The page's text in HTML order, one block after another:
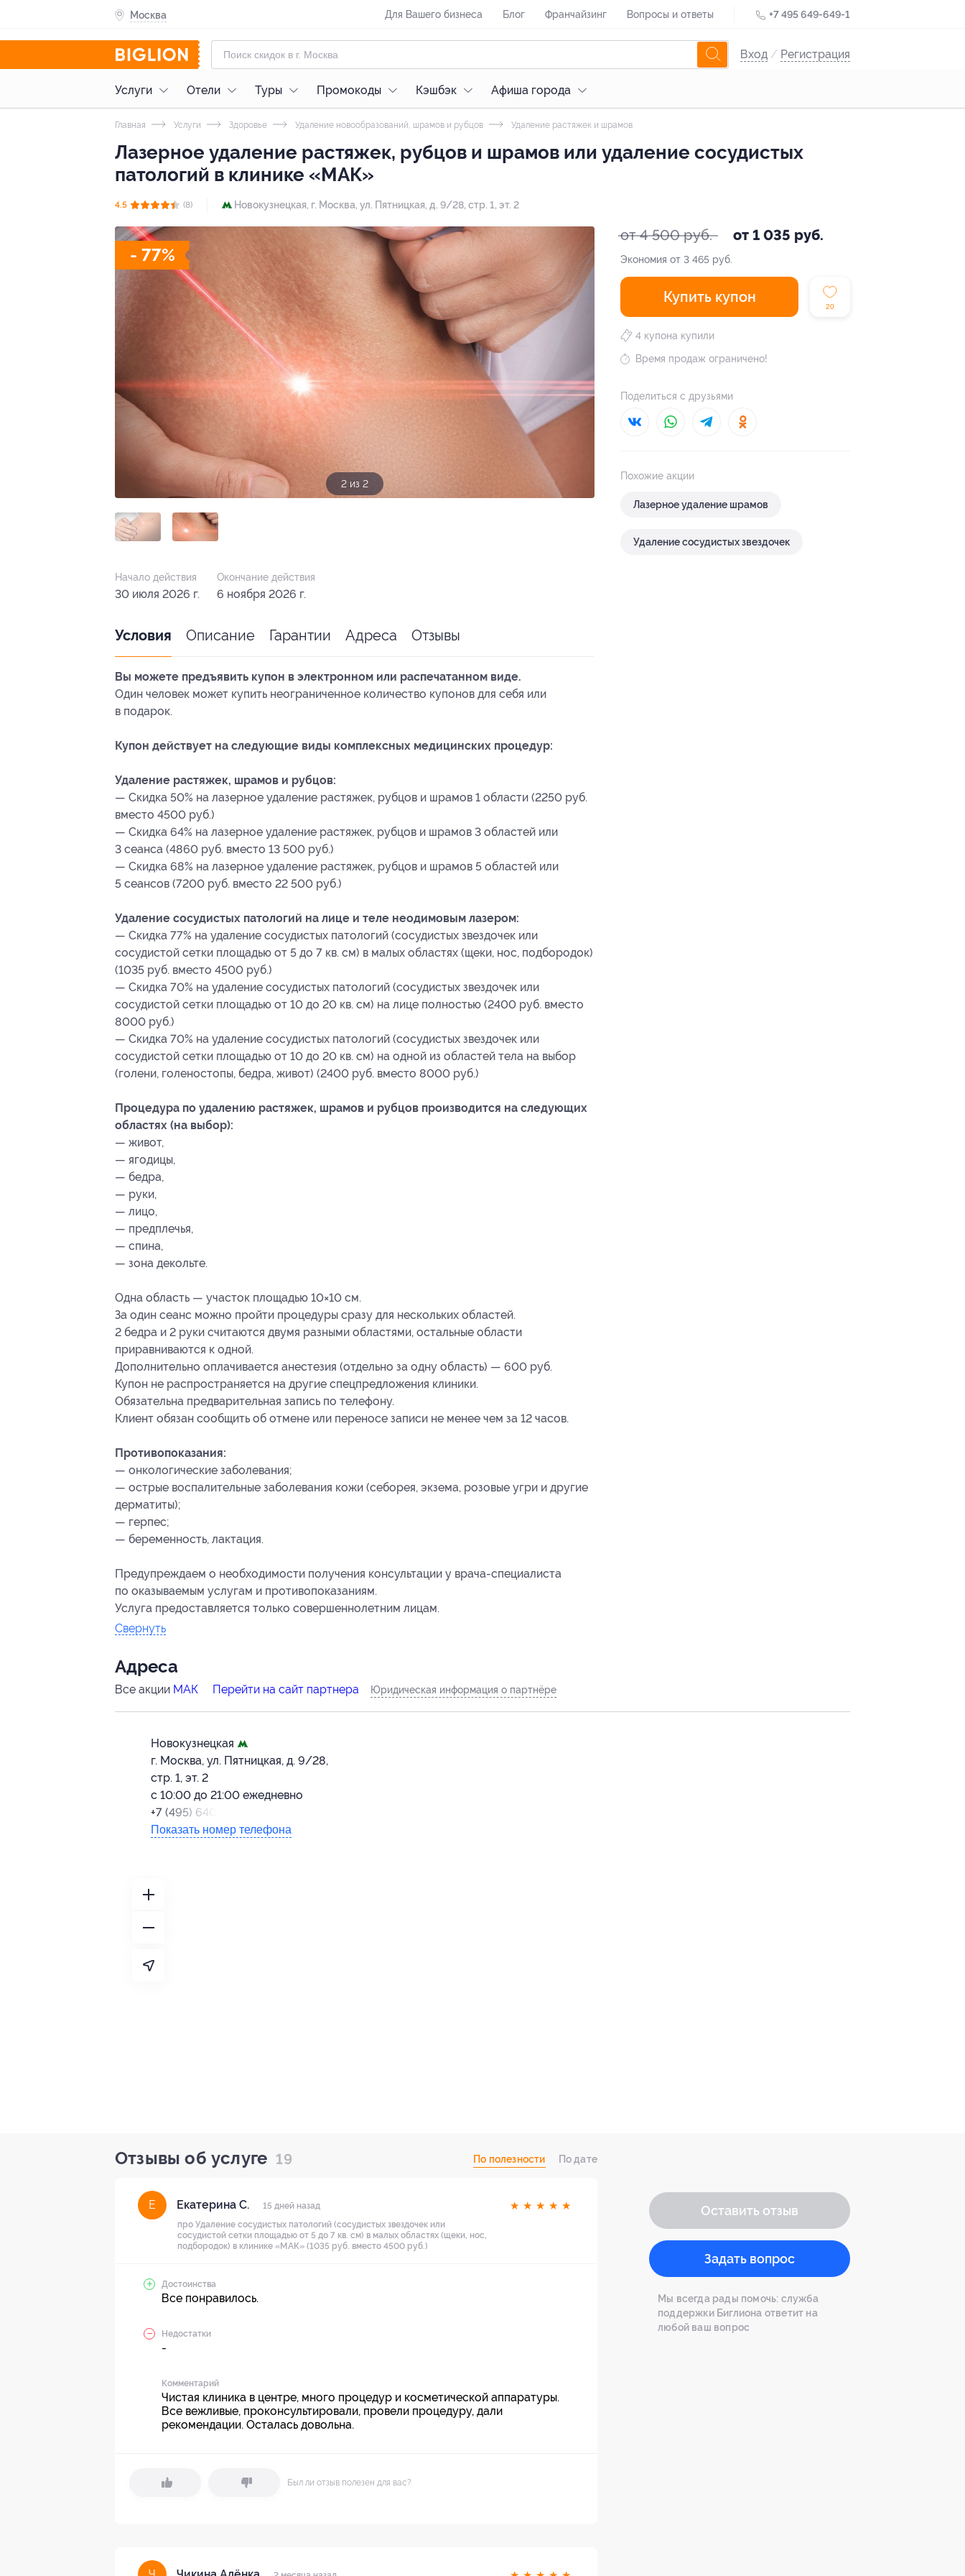
Москва Для Вашего бизнеса Блог Франчайзинг Вопросы и ответы +7 495 649-649-1
Вход / Регистрация
Услуги Отели Туры Промокоды Кэшбэк Афиша города
Главная Услуги Здоровье Удаление новообразований, шрамов и рубцов Удаление растяжек и шрамов
Лазерное удаление растяжек, рубцов и шрамов или удаление сосудистых
патологий в клинике «МАК»
4.5 (8) Новокузнецкая, г. Москва, ул. Пятницкая, д. 9/28, стр. 1, эт. 2
- 77%
1 из 2
от 4 500 руб. от 1 035 руб.
Экономия от 3 465 руб.
Купить купон
20
4 купона купили
Время продаж ограничено!
Поделиться с друзьями
Похожие акции
Лазерное удаление шрамов
Удаление сосудистых звездочек
Начало действия
30 июля 2026 г.
Окончание действия
6 ноября 2026 г.
Условия Описание Гарантии Адреса Отзывы
Вы можете предъявить купон в электронном или распечатанном виде.
Один человек может купить неограниченное количество купонов для себя или
в подарок.
Купон действует на следующие виды комплексных медицинских процедур:
Удаление растяжек, шрамов и рубцов:
— Скидка 50% на лазерное удаление растяжек, рубцов и шрамов 1 области (2250 руб.
вместо 4500 руб.)
— Скидка 64% на лазерное удаление растяжек, рубцов и шрамов 3 областей или
3 сеанса (4860 руб. вместо 13 500 руб.)
— Скидка 68% на лазерное удаление растяжек, рубцов и шрамов 5 областей или
5 сеансов (7200 руб. вместо 22 500 руб.)
Удаление сосудистых патологий на лице и теле неодимовым лазером:
— Скидка 77% на удаление сосудистых патологий (сосудистых звездочек или
сосудистой сетки площадью от 5 до 7 кв. см) в малых областях (щеки, нос, подбородок)
(1035 руб. вместо 4500 руб.)
— Скидка 70% на удаление сосудистых патологий (сосудистых звездочек или
сосудистой сетки площадью от 10 до 20 кв. см) на лице полностью (2400 руб. вместо
8000 руб.)
— Скидка 70% на удаление сосудистых патологий (сосудистых звездочек или
сосудистой сетки площадью от 10 до 20 кв. см) на одной из областей тела на выбор
(голени, голеностопы, бедра, живот) (2400 руб. вместо 8000 руб.)
Процедура по удалению растяжек, шрамов и рубцов производится на следующих
областях (на выбор):
— живот,
— ягодицы,
— бедра,
— руки,
— лицо,
— предплечья,
— спина,
— зона декольте.
Одна область — участок площадью 10×10 см.
За один сеанс можно пройти процедуры сразу для нескольких областей.
2 бедра и 2 руки считаются двумя разными областями, остальные области
приравниваются к одной.
Дополнительно оплачивается анестезия (отдельно за одну область) — 600 руб.
Купон не распространяется на другие спецпредложения клиники.
Обязательна предварительная запись по телефону.
Клиент обязан сообщить об отмене или переносе записи не менее чем за 12 часов.
Противопоказания:
— онкологические заболевания;
— острые воспалительные заболевания кожи (себорея, экзема, розовые угри и другие
дерматиты);
— герпес;
— беременность, лактация.
Предупреждаем о необходимости получения консультации у врача-специалиста
по оказываемым услугам и противопоказаниям.
Услуга предоставляется только совершеннолетним лицам.
Свернуть
Адресa
Все акции МАК Перейти на сайт партнера Юридическая информация о партнёре
Новокузнецкая
г. Москва, ул. Пятницкая, д. 9/28,
стр. 1, эт. 2
с 10:00 до 21:00 ежедневно
+7 (495) 640-41-97
Показать номер телефона
Отзывы об услуге 19 По полезности По дате
Е Екатерина С. 15 дней назад ★ ★ ★ ★ ★
про Удаление сосудистых патологий (сосудистых звездочек или
сосудистой сетки площадью от 5 до 7 кв. см) в малых областях (щеки, нос,
подбородок) в клинике «МАК» (1035 руб. вместо 4500 руб.)
Достоинства
Все понравилось.
Недостатки
-
Комментарий
Чистая клиника в центре, много процедур и косметической аппаратуры.
Все вежливые, проконсультировали, провели процедуру, дали
рекомендации. Осталась довольна.
Был ли отзыв полезен для вас?
Оставить отзыв
Задать вопрос
Мы всегда рады помочь: служба
поддержки Биглиона ответит на
любой ваш вопрос